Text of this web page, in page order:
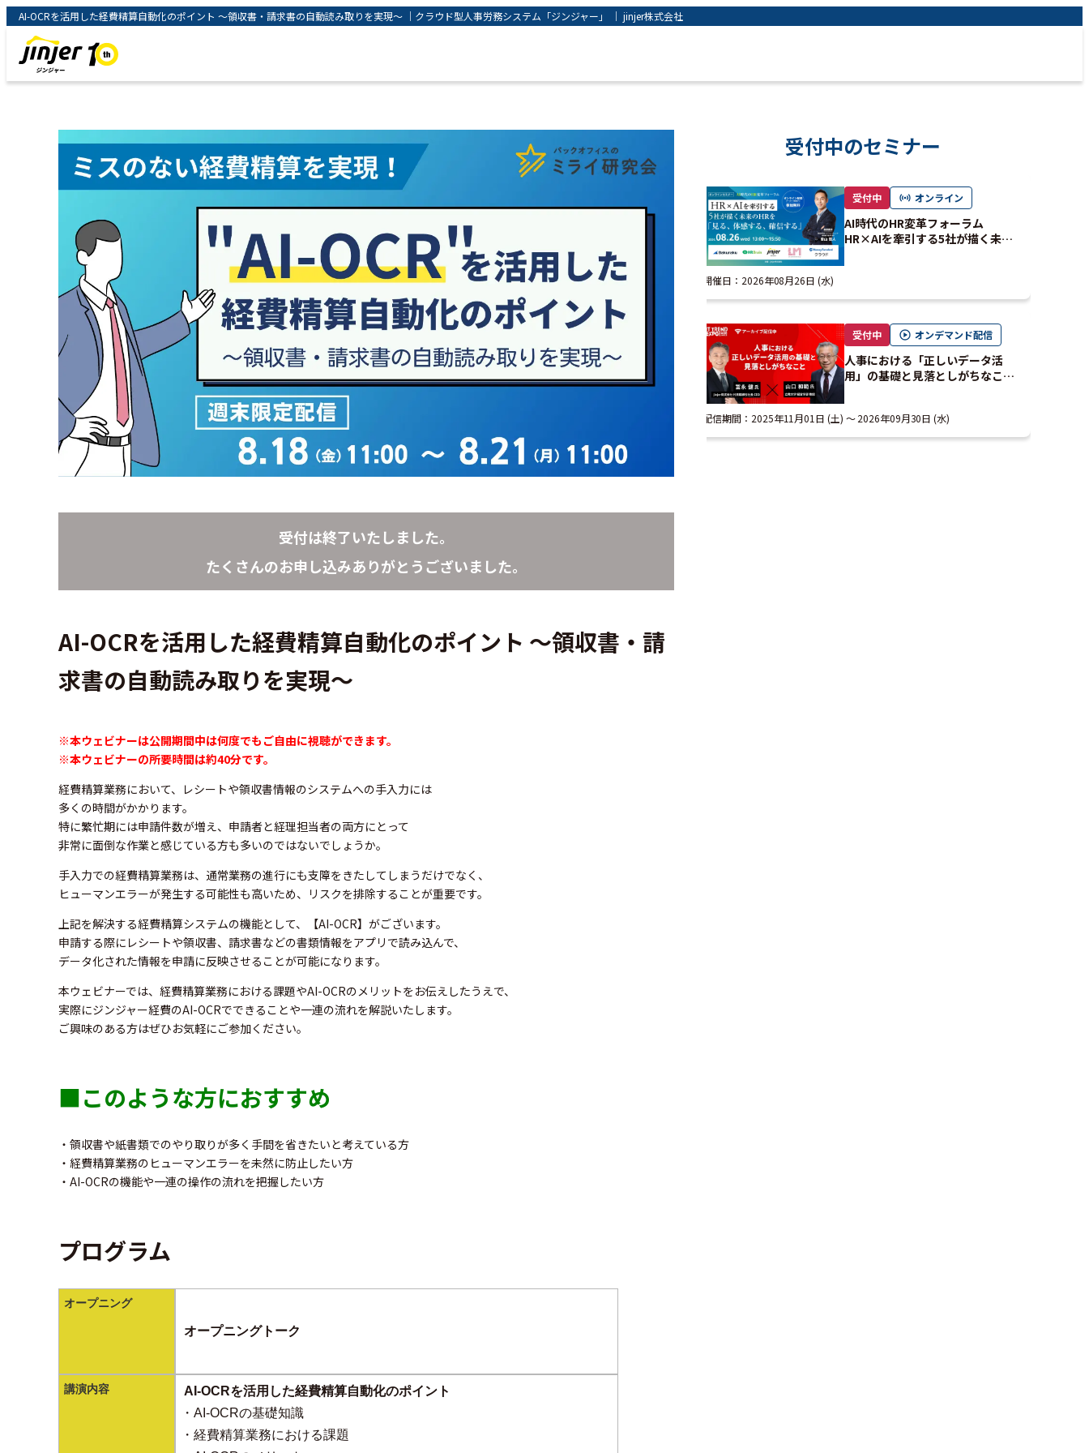
AI-OCRを活用した経費精算自動化のポイント ～領収書・請求書の自動読み取りを実現～ ｜クラウド型人事労務システム「ジンジャー」 ｜ jinjer株式会社
受付は終了いたしました。
たくさんのお申し込みありがとうございました。
AI-OCRを活用した経費精算自動化のポイント ～領収書・請
求書の自動読み取りを実現～
※本ウェビナーは公開期間中は何度でもご自由に視聴ができます。
※本ウェビナーの所要時間は約40分です。
経費精算業務において、レシートや領収書情報のシステムへの手入力には
多くの時間がかかります。
特に繁忙期には申請件数が増え、申請者と経理担当者の両方にとって
非常に面倒な作業と感じている方も多いのではないでしょうか。
手入力での経費精算業務は、通常業務の進行にも支障をきたしてしまうだけでなく、
ヒューマンエラーが発生する可能性も高いため、リスクを排除することが重要です。
上記を解決する経費精算システムの機能として、【AI-OCR】がございます。
申請する際にレシートや領収書、請求書などの書類情報をアプリで読み込んで、
データ化された情報を申請に反映させることが可能になります。
本ウェビナーでは、経費精算業務における課題やAI-OCRのメリットをお伝えしたうえで、
実際にジンジャー経費のAI-OCRでできることや一連の流れを解説いたします。
ご興味のある方はぜひお気軽にご参加ください。
■このような方におすすめ
・領収書や紙書類でのやり取りが多く手間を省きたいと考えている方
・経費精算業務のヒューマンエラーを未然に防止したい方
・AI-OCRの機能や一連の操作の流れを把握したい方
プログラム
オープニング
オープニングトーク
講演内容
AI-OCRを活用した経費精算自動化のポイント
・AI-OCRの基礎知識
・経費精算業務における課題
受付中のセミナー
受付中 オンライン
AI時代のHR変革フォーラム
HR×AIを牽引する5社が描く未来
開催日： 2026年08月26日 (水)
受付中 オンデマンド配信
人事における「正しいデータ活
用」の基礎と見落としがちなこと
配信期間： 2025年11月01日 (土) 2026年09月30日 (水)